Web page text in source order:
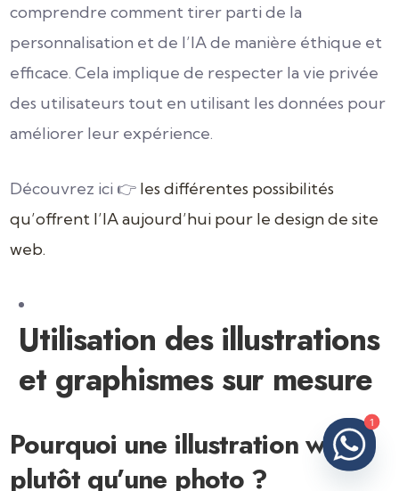
comprendre comment tirer parti de la
personnalisation et de l’IA de manière éthique et
efficace. Cela implique de respecter la vie privée
des utilisateurs tout en utilisant les données pour
améliorer leur expérience.
Découvrez ici 👉 les différentes possibilités
qu’offrent l’IA aujourd’hui pour le design de site
web.
Utilisation des illustrations
et graphismes sur mesure
Pourquoi une illustration web
plutôt qu’une photo ?
1